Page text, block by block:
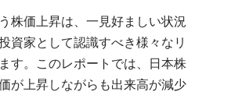
株価上昇は、一見好ましい状況
資家として認識すべき様々なリ
す。このレポートでは、日本株
が上昇しながらも出来高が減少